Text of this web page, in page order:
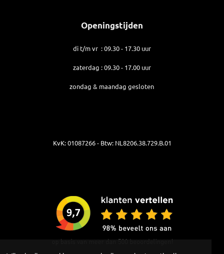
Openingstijden
di t/m vr : 09.30 - 17.30 uur
zaterdag : 09.30 - 17.00 uur
zondag & maandag gesloten
KvK: 01087266 - Btw: NL8206.38.729.B.01